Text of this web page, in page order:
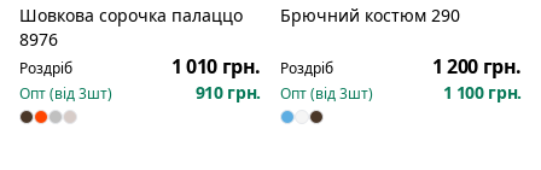
Новинка
Шовкова сорочка палаццо
8976
Роздріб 1 010 грн.
Опт (від3шт) 910 грн.
Брючний костюм 290
Роздріб 1 200 грн.
Опт (від3шт) 1 100 грн.